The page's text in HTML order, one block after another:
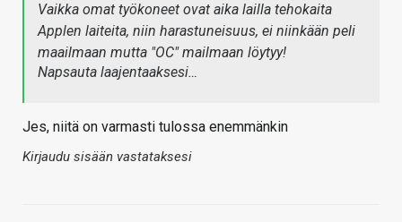
Vaikka omat työkoneet ovat aika lailla tehokaita
Applen laiteita, niin harastuneisuus, ei niinkään peli
maailmaan mutta "OC" mailmaan löytyy!
Napsauta laajentaaksesi…
Jes, niitä on varmasti tulossa enemmänkin
Kirjaudu sisään vastataksesi